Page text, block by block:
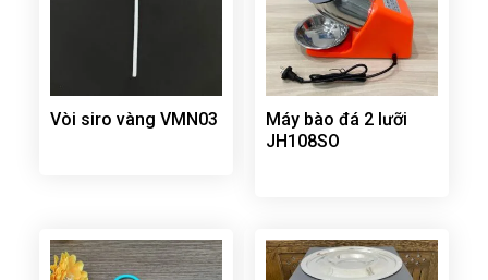
Vòi siro vàng VMN03
Máy bào đá 2 lưỡi
JH108SO